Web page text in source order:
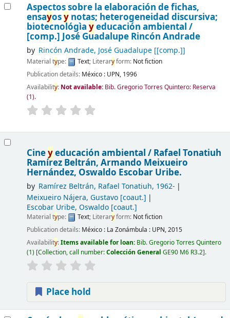
Aspectos sobre la elaboración de fichas,
ensayosynotas; heterogeneidad discursiva;
biotecnológìa yeducación ambiental /
[comp.] José Guadalupe Rincón Andrade
by Rincón Andrade, José Guadalupe[[comp.]]
Material type: Text; Literaryform: Not fiction
Publication details: México : UPN, 1996
Availability: Not available: Bib. Gregorio Torres Quintero: Reserva
(1).
Cineyeducación ambiental / Rafael Tonatiuh
Ramírez Beltrán, Armando Meixueiro
Hernández, Oswaldo Escobar Uribe.
by Ramírez Beltrán, Rafael Tonatiuh, 1962-
Meixueiro Nájera, Gustavo[coaut.]
Escobar Uribe, Oswaldo[coaut.]
Material type: Text; Literaryform: Not fiction
Publication details: México : La Zonámbula : UPN,2015
Availability:Items available for loan: Bib. Gregorio Torres Quintero
(1) Collection, call number:Colección General GE90 M6 R3.2 .
Place hold